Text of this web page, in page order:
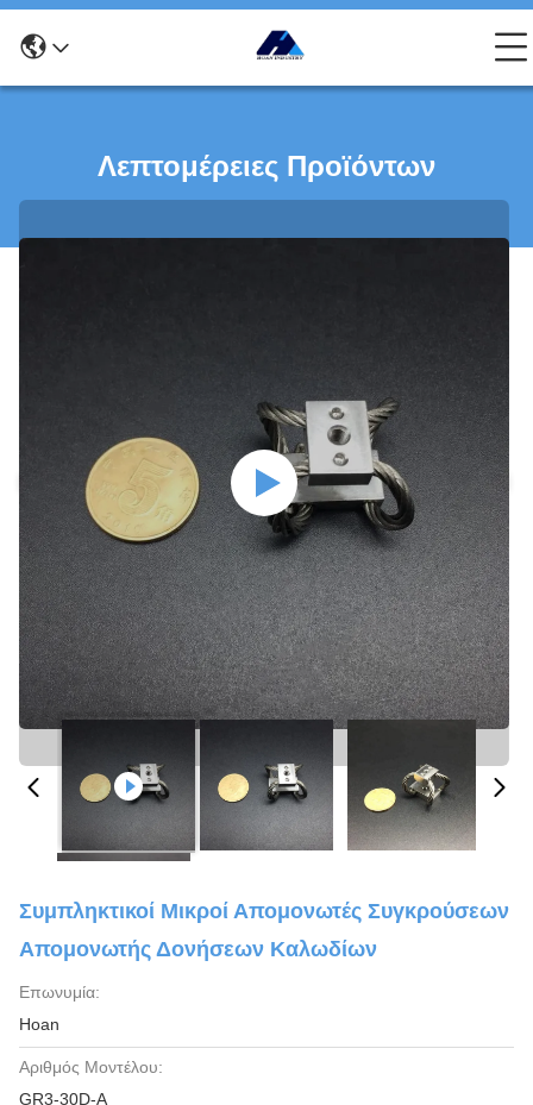
Λεπτομέρειες Προϊόντων
Συμπληκτικοί Μικροί Απομονωτές Συγκρούσεων
Απομονωτής Δονήσεων Καλωδίων
Επωνυμία:
Hoan
Αριθμός Μοντέλου:
GR3-30D-A